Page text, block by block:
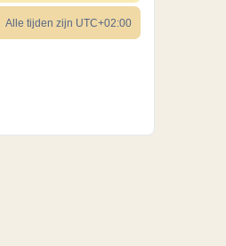
Alle tijden zijn UTC+02:00